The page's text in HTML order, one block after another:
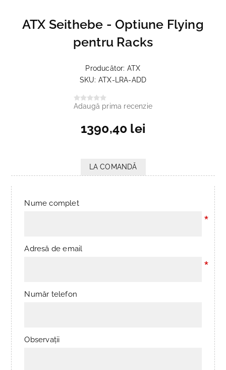
ATX Seithebe - Optiune Flying
pentru Racks
Producător: ATX
SKU: ATX-LRA-ADD
Adaugă prima recenzie
1390,40 lei
LA COMANDĂ
Nume complet
*
Adresă de email
*
Număr telefon
Observații